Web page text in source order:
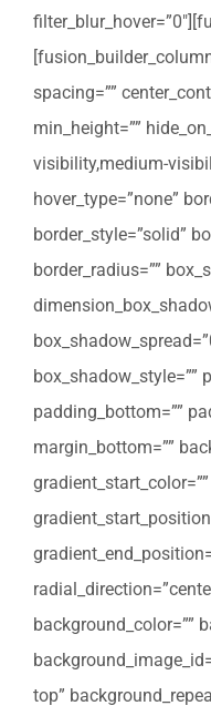
spacing=””
min_height=””
visibility,medium-
hover_type=”none”
border_style=”solid”
border_radius=””
box_shadow_style=””
padding_bottom=””
margin_bottom=””
background_color=””
top”